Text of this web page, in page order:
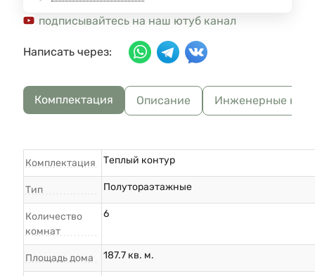
подписывайтесь на наш ютуб канал
Написать через:
Комплектация Описание Инженерные
Комплектация Теплый контур
Тип Полутораэтажные
Количество
комнат
6
Площадь дома 187.7 кв. м.